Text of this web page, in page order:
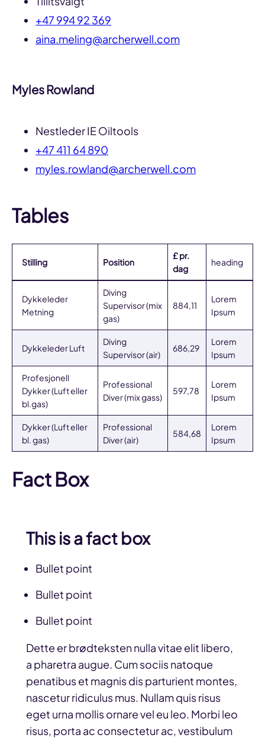
+47 994 92 369
aina.meling@archerwell.com
Myles Rowland
Nestleder IE Oiltools
+47 411 64 890
myles.rowland@archerwell.com
Tables
Stilling Position
£ pr.
dag
heading
Dykkeleder
Metning
Diving
Supervisor (mix
gas)
884,11
Lorem
Ipsum
Dykkeleder Luft
Diving
Supervisor (air)
686,29
Lorem
Ipsum
Profesjonell
Dykker (Luft eller
bl.gas)
Professional
Diver (mix gass)
597,78
Lorem
Ipsum
Dykker (Luft eller
bl. gas)
Professional
Diver (air)
584,68
Lorem
Ipsum
Fact Box
This is a fact box
Bullet point
Bullet point
Bullet point
Dette er brødteksten nulla vitae elit libero,
a pharetra augue. Cum sociis natoque
penatibus et magnis dis parturient montes,
nascetur ridiculus mus. Nullam quis risus
eget urna mollis ornare vel eu leo. Morbi leo
risus, porta ac consectetur ac, vestibulum